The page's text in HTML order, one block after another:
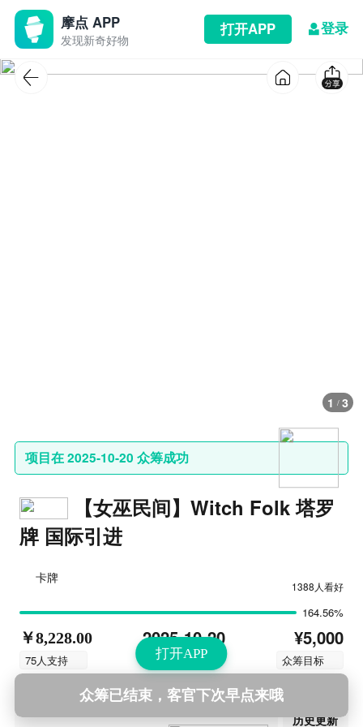
摩点 APP
发现新奇好物
打开APP 登录
打开APP
1 / 3
项目在 2025-10-20 众筹成功
【女巫民间】Witch Folk 塔罗
牌 国际引进
卡牌
1388人看好
164.56%
￥8,228.00
75人支持
2025-10-20
结束时间
¥5,000
众筹目标
第4次更新 2025-12-08 19:34
历史更新
众筹已结束，客官下次早点来哦